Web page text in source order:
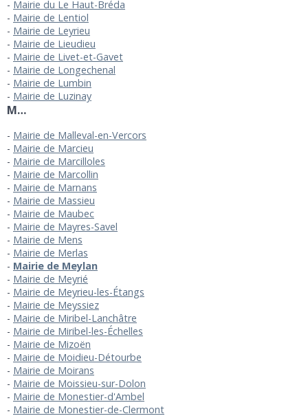
Mairie du Le Haut-Bréda
Mairie de Lentiol
Mairie de Leyrieu
Mairie de Lieudieu
Mairie de Livet-et-Gavet
Mairie de Longechenal
Mairie de Lumbin
Mairie de Luzinay
M…
Mairie de Malleval-en-Vercors
Mairie de Marcieu
Mairie de Marcilloles
Mairie de Marcollin
Mairie de Marnans
Mairie de Massieu
Mairie de Maubec
Mairie de Mayres-Savel
Mairie de Mens
Mairie de Merlas
Mairie de Meylan
Mairie de Meyrié
Mairie de Meyrieu-les-Étangs
Mairie de Meyssiez
Mairie de Miribel-Lanchâtre
Mairie de Miribel-les-Échelles
Mairie de Mizoën
Mairie de Moidieu-Détourbe
Mairie de Moirans
Mairie de Moissieu-sur-Dolon
Mairie de Monestier-d'Ambel
Mairie de Monestier-de-Clermont